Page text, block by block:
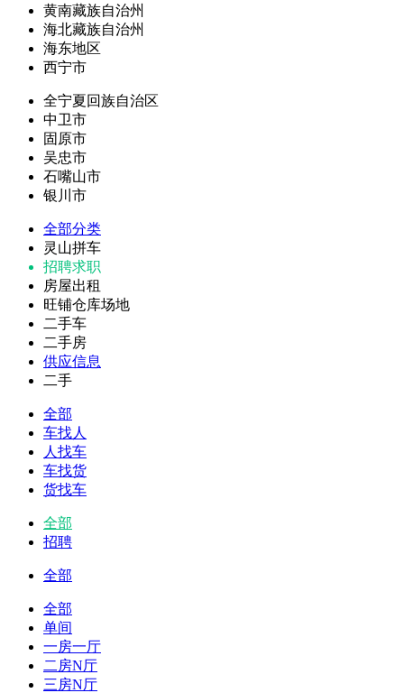
黄南藏族自治州
海北藏族自治州
海东地区
西宁市
全宁夏回族自治区
中卫市
固原市
吴忠市
石嘴山市
银川市
全部分类
灵山拼车
招聘求职
房屋出租
旺铺仓库场地
二手车
二手房
供应信息
二手
全部
车找人
人找车
车找货
货找车
全部
招聘
全部
全部
单间
一房一厅
二房N厅
三房N厅